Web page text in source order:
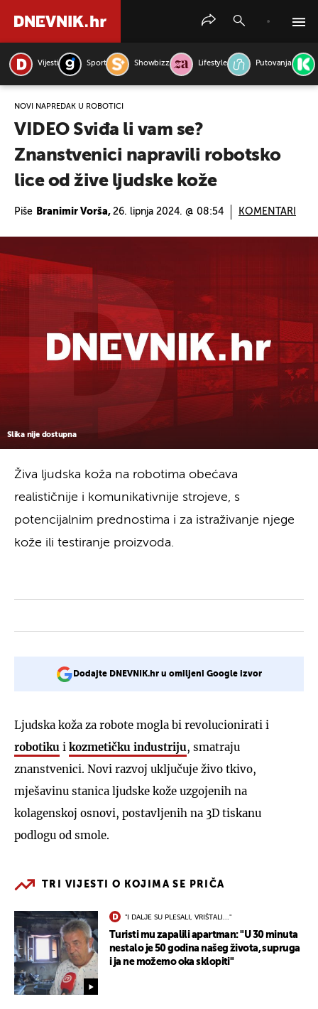
Vijesti Sport Showbizz Lifestyle Putovanja
NOVI NAPREDAK U ROBOTICI
VIDEO Sviđa li vam se?
Znanstvenici napravili robotsko
lice od žive ljudske kože
Piše Branimir Vorša, 26. lipnja 2024. @ 08:54 KOMENTARI
Slika nije dostupna
Živa ljudska koža na robotima obećava
realističnije i komunikativnije strojeve, s
potencijalnim prednostima i za istraživanje njege
kože ili testiranje proizvoda.
Dodajte DNEVNIK.hr u omiljeni Google izvor
Ljudska koža za robote mogla bi revolucionirati i
robotiku i kozmetičku industriju, smatraju
znanstvenici. Novi razvoj uključuje živo tkivo,
mješavinu stanica ljudske kože uzgojenih na
kolagenskoj osnovi, postavljenih na 3D tiskanu
podlogu od smole.
TRI VIJESTI O KOJIMA SE PRIČA
"I DALJE SU PLESALI, VRIŠTALI..."
Turisti mu zapalili apartman: "U 30 minuta
nestalo je 50 godina našeg života, supruga
i ja ne možemo oka sklopiti"
PRETRAŽITE VIJESTI